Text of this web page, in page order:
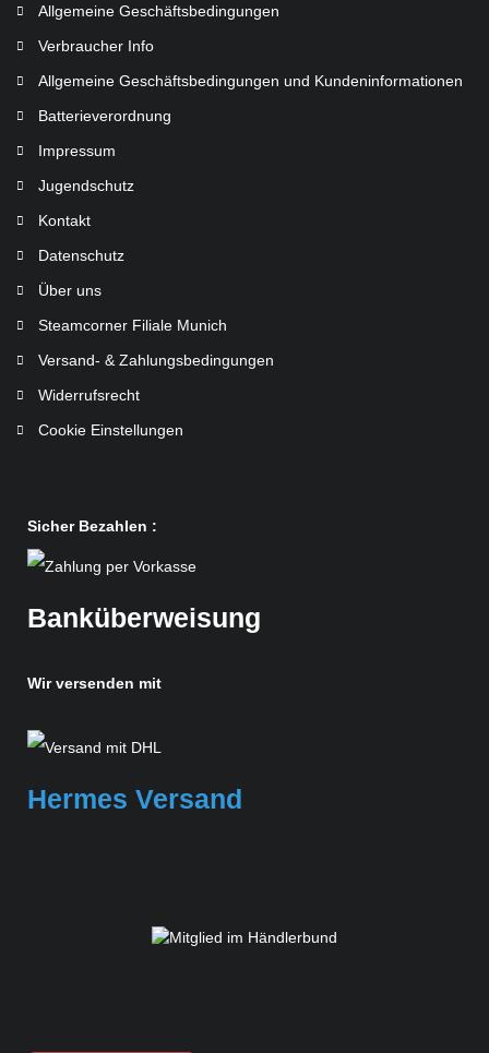
Allgemeine Geschäftsbedingungen
Verbraucher Info
Allgemeine Geschäftsbedingungen und Kundeninformationen
Batterieverordnung
Impressum
Jugendschutz
Kontakt
Datenschutz
Über uns
Steamcorner Filiale Munich
Versand- & Zahlungsbedingungen
Widerrufsrecht
Cookie Einstellungen
Sicher Bezahlen :
Banküberweisung
Wir versenden mit
Hermes Versand